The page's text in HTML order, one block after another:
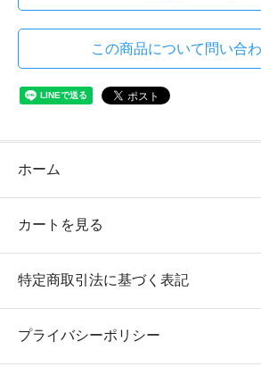
この商品について問い合
ホーム
カートを見る
特定商取引法に基づく表記
プライバシーポリシー